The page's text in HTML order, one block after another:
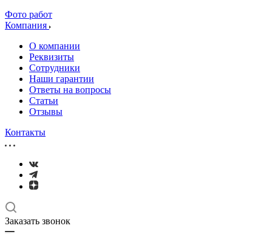
Фото работ
Компания
О компании
Реквизиты
Сотрудники
Наши гарантии
Ответы на вопросы
Статьи
Отзывы
Контакты
Заказать звонок